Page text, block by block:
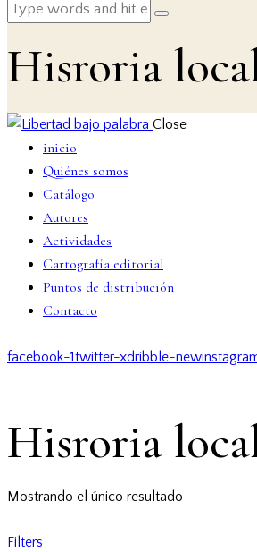
Hisroria
Close
inicio
Quiénes somos
Catálogo
Autores
Actividades
Cartografía editorial
Puntos de distribución
Contacto
facebook-1twitter-xdribble-new
Hisroria
Mostrando el único resultado
Filters